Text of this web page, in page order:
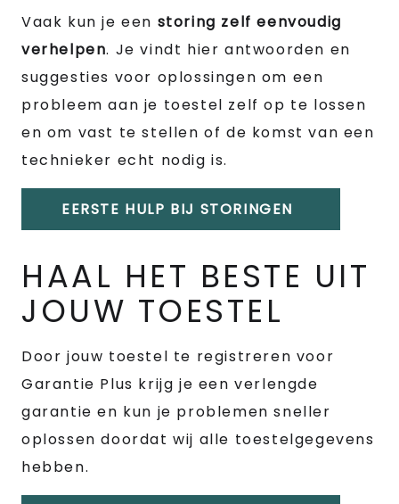
Vaak kun je een storing zelf eenvoudig
verhelpen. Je vindt hier antwoorden en
suggesties voor oplossingen om een
probleem aan je toestel zelf op te lossen
en om vast te stellen of de komst van een
technieker echt nodig is.
EERSTE HULP BIJ STORINGEN
HAAL HET BESTE UIT
JOUW TOESTEL
Door jouw toestel te registreren voor
Garantie Plus krijg je een verlengde
garantie en kun je problemen sneller
oplossen doordat wij alle toestelgegevens
hebben.